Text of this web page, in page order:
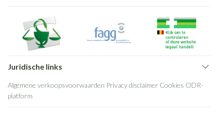
Juridische links
Algemene verkoopsvoorwaarden Privacy disclaimer Cookies ODR-
platform